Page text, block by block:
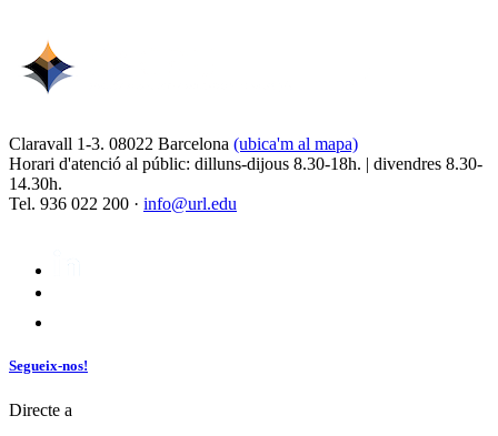
Claravall 1-3. 08022 Barcelona (ubica'm al mapa)
Horari d'atenció al públic: dilluns-dijous 8.30-18h. | divendres 8.30-
14.30h.
Tel. 936 022 200 · info@url.edu
Segueix-nos!
Directe a